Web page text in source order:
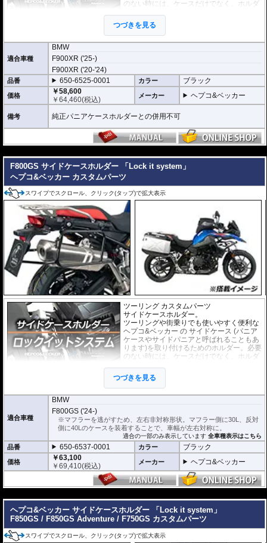
のない時には、ケースだけでなく、ホルダ
「ロックイットシステム」を採用していま
す。
使わないときは簡単に取り外すことがで
き、車体を軽くできます。ツーリングや街乗りに合わせて使いやすく便利だと
好評です。
フレームはパイプ内部に性質の異なる特殊強化パイプをさらに1本追加させた2
重構造を採用。堅牢且つ利便性に優れた商品です。
高耐久パウダー塗装仕上げ。
※ケースのラインナップはこちらからご確認ください
※サイドケースホルダー用アダプターはケースに付属しています。 詳細はこ
ちら
つづきを見る
適合車種
BMW
F900XR ('25-)
F900XR ('20-'24)
品番 650-6525-0001 カラー ブラック
価格
￥58,600
￥64,460(税込) メーカー ヘプコ&ベッカー
備考 純正パニアケースホルダーとの併用不可
F800GS サイドケースホルダー 「Lock it system」
ヘプコ&ベッカー カスタムパーツ
スワイプでスクロール、クリック(タップ)で拡大表示
ツーリング カスタムパーツ
サイドケースホルダー。
ツーリングや街乗りでも使いやすく便利な
ヘプコ&ベッカー のサイドケース (パニア
ケースやサイドパニアと呼ばれることもあ
ります)を取り付けるためのホルダー。必要
のない時には、ケースだけでなく、ホルダ
「ロックイットシステム」を採用していま
す。
使わないときは簡単に取り外すことがで
き、車体を軽くできます。ツーリングや街乗りに合わせて使いやすく便利だと
フレームはパイプ内部に性質の異なる特殊強化パイプをさらに1本追加させた2
重構造を採用。堅牢且つ利便性に優れた商品です。
高耐久パウダー塗装仕上げ。
※ケースのラインナップはこちらからご確認ください
※サイドケースホルダー用アダプターはケースに付属しています。 詳細はこ
ちら
つづきを見る
適合車種
BMW
F800GS ('24-)
※マフラーを逃がすため、左右非対称形状。マフラー側に30L、反対
側に40Lのケースを装着することで、車幅が左右対称に。
適合の一部のみ表示しています全車種表示はこちら
品番 650-6537-0001 カラー ブラック
価格
￥63,100
￥69,410(税込) メーカー ヘプコ&ベッカー
ヘプコ&ベッカー サイドケースホルダー 「Lock it system」
F850GS / F850GS Adventure / F750GS カスタムパーツ
スワイプでスクロール、クリック(タップ)で拡大表示